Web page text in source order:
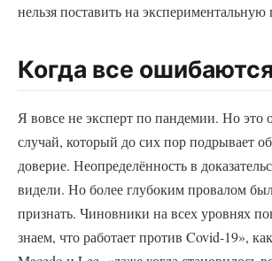
нельзя поставить на экспериментальную
Когда все
Я вовсе не эксперт по пандемии. Но это
случай, который до сих пор подрывает
доверие. Неопределённость в
видели. Но более глубоким провалом
признать. Чиновники на всех уровнях
знаем, что работает против Covid-19»,